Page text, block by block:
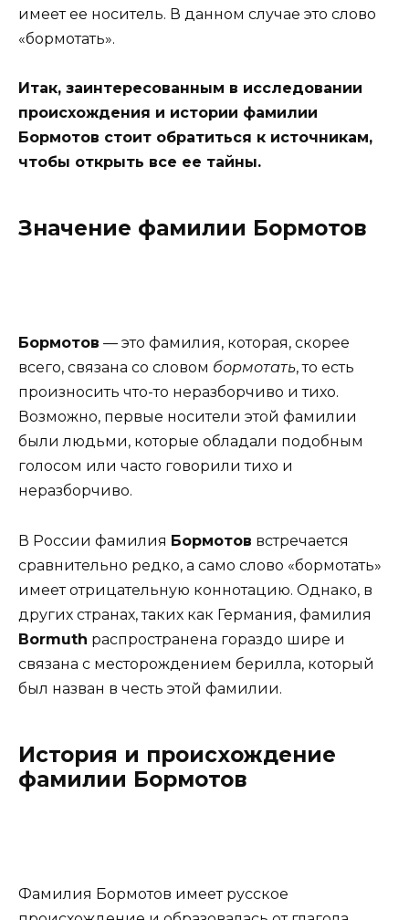
имеет ее носитель. В данном случае это слово
«бормотать».
Итак, заинтересованным в исследовании
происхождения и истории фамилии
Бормотов стоит обратиться к источникам,
чтобы открыть все ее тайны.
Значение фамилии Бормотов
Бормотов — это фамилия, которая, скорее
всего, связана со словом бормотать, то есть
произносить что-то неразборчиво и тихо.
Возможно, первые носители этой фамилии
были людьми, которые обладали подобным
голосом или часто говорили тихо и
неразборчиво.
В России фамилия Бормотов встречается
сравнительно редко, а само слово «бормотать»
имеет отрицательную коннотацию. Однако, в
других странах, таких как Германия, фамилия
Bormuth распространена гораздо шире и
связана с месторождением берилла, который
был назван в честь этой фамилии.
История и происхождение
фамилии Бормотов
Фамилия Бормотов имеет русское